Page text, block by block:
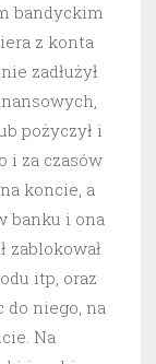
bandyckim
z konta
zadłużył
pożyczył i
i za czasów
koncie, a
banku i ona
zablokował
itp, oraz
do niego, na
Na